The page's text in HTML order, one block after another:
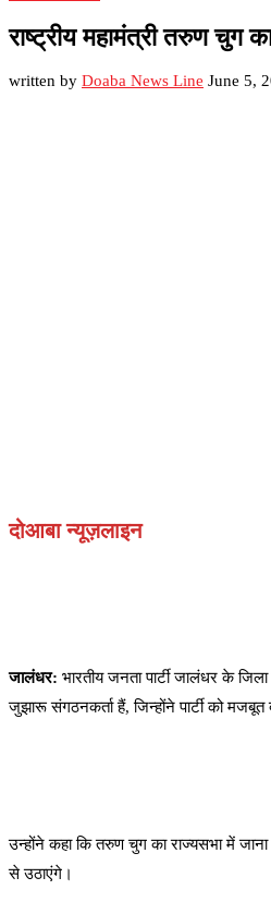
राष्ट्रीय महामंत्री तरुण चुग
written by Doaba News Line June 5,
दोआबा न्यूज़लाइन
जालंधर: भारतीय जनता पार्टी जालंधर के
जुझारू संगठनकर्ता हैं, जिन्होंने पार्टी को मजबूत
उन्होंने कहा कि तरुण चुग का राज्यसभा में
से उठाएंगे।